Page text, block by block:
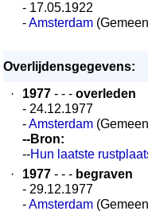
- 17.05.1922
-Amsterdam
Overlijdensgegevens:
·
1977 - - - overleden
- 24.12.1977
-Amsterdam
--Bron:
--Hun laatste
·
1977 - - - begraven
- 29.12.1977
-Amsterdam